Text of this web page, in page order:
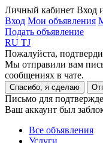
Личный кабинет Вход
Вход Мои объявления
Подать объявление
RU TJ
Пожалуйста,
Мы отправили вам
сообщениях в чате.
Спасибо, я сделаю
Письмо для
Ваш аккаунт был
Все объявления
Услуги